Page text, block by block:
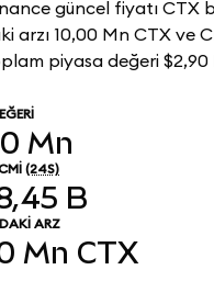
güncel fiyatı CTX
arzı 10,00 Mn CTX ve
piyasa değeri $2,90
Mn
(24S)
B
ARZ
Mn CTX